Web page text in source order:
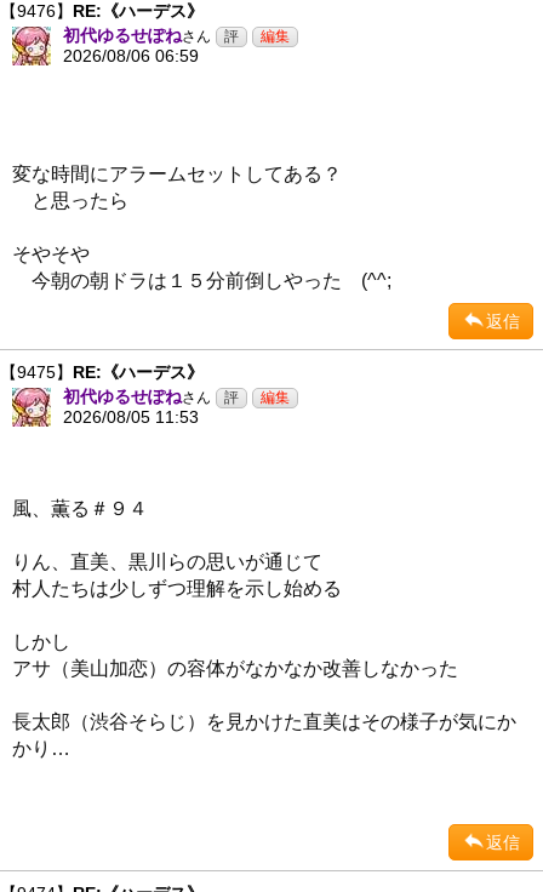
【9476】 RE:《ハーデス》
初代ゆるせぽねさん
2026/08/06 06:59
変な時間にアラームセットしてある？
と思ったら
そやそや
今朝の朝ドラは１５分前倒しやった (^^;
返信
【9475】 RE:《ハーデス》
初代ゆるせぽねさん
2026/08/05 11:53
風、薫る＃９４
りん、直美、黒川らの思いが通じて
村人たちは少しずつ理解を示し始める
しかし
アサ（美山加恋）の容体がなかなか改善しなかった
長太郎（渋谷そらじ）を見かけた直美はその様子が気にか
かり…
返信